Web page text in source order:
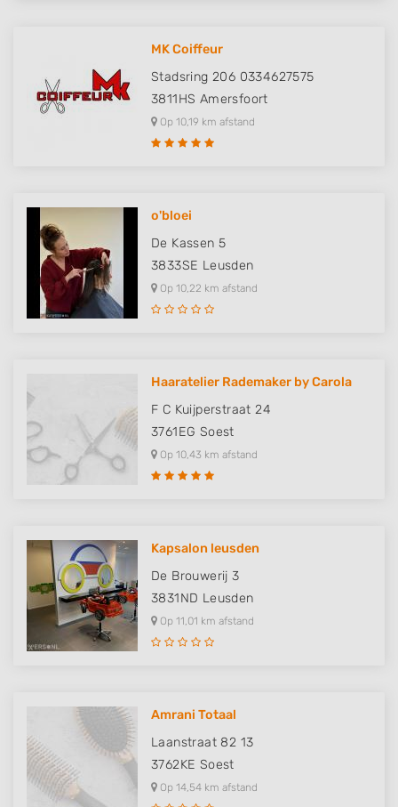
MK Coiffeur
Stadsring 206 0334627575
3811HS Amersfoort
Op 10,19 km afstand
o'bloei
De Kassen 5
3833SE Leusden
Op 10,22 km afstand
Haaratelier Rademaker by Carola
F C Kuijperstraat 24
3761EG Soest
Op 10,43 km afstand
Kapsalon leusden
De Brouwerij 3
3831ND Leusden
Op 11,01 km afstand
Amrani Totaal
Laanstraat 82 13
3762KE Soest
Op 14,54 km afstand